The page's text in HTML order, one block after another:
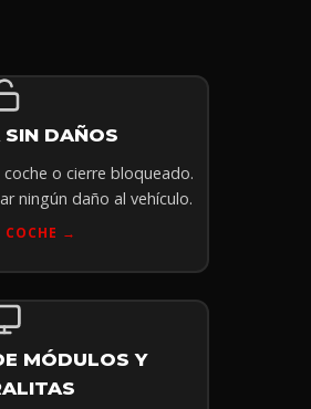
SIN DAÑOS
o cierre bloqueado.
ningún daño al vehículo.
COCHE →
MÓDULOS Y